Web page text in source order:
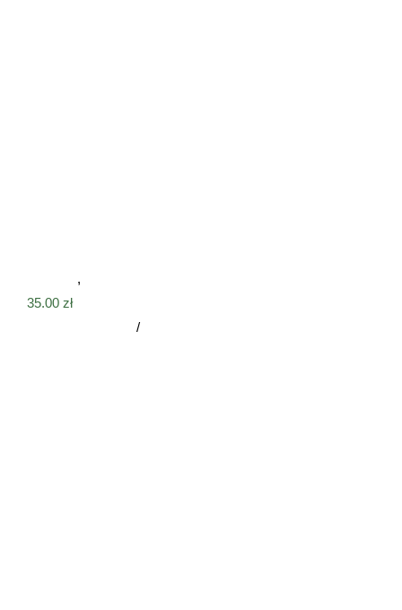
,
35.00 zł
/Szczegóły